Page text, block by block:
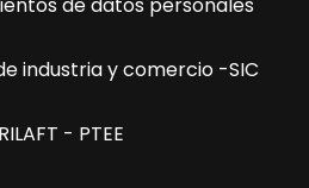
industria y comercio -SIC
- PTEE